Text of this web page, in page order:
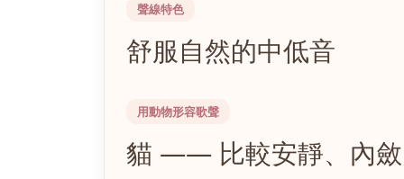
聲線特色
舒服自然的中低音
用動物形容歌聲
貓 —— 比較安靜、內